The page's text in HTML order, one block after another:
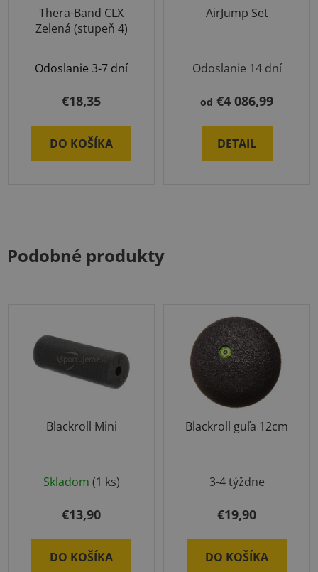
Thera-Band CLX
Zelená (stupeň 4)
Odoslanie 3-7 dní
€18,35
DO KOŠÍKA
AirJump Set
Odoslanie 14 dní
od €4 086,99
DETAIL
Podobné produkty
Blackroll Mini
Skladom (1 ks)
€13,90
DO KOŠÍKA
Blackroll guľa 12cm
3-4 týždne
€19,90
DO KOŠÍKA